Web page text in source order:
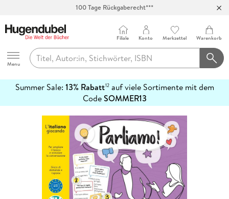
100 Tage Rückgaberecht***
Hugendubel
Menu
Filiale Konto Merkzettel Warenkorb
Summer Sale: 13% Rabatt12auf viele Sortimente mit dem
CodeSOMMER13
erfahren